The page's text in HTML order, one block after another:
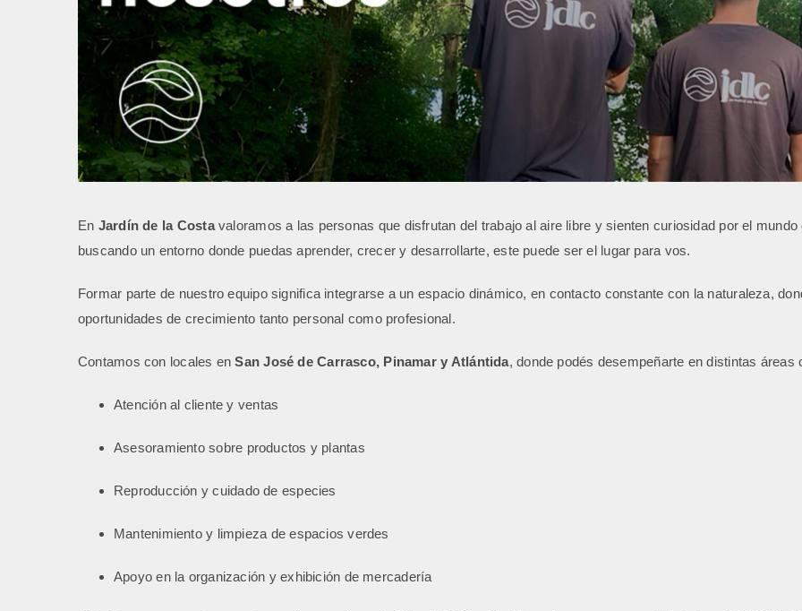
En Jardín de la Costavaloramos a las personas que disfrutan del trabajo al aire libre y sienten curiosidad por el
buscando un entorno donde puedas aprender, crecer y desarrollarte, este puede ser el lugar para vos.
Formar parte de nuestro equipo significa integrarse a un espacio dinámico, en contacto constante con la naturaleza,
oportunidades de crecimiento tanto personal como profesional.
Contamos con locales enSan José de Carrasco, Pinamar y Atlántida, donde podés desempeñarte en distintas áreas
Atención al cliente y ventas
Asesoramiento sobre productos y plantas
Reproducción y cuidado de especies
Mantenimiento y limpieza de espacios verdes
Apoyo en la organización y exhibición de mercadería